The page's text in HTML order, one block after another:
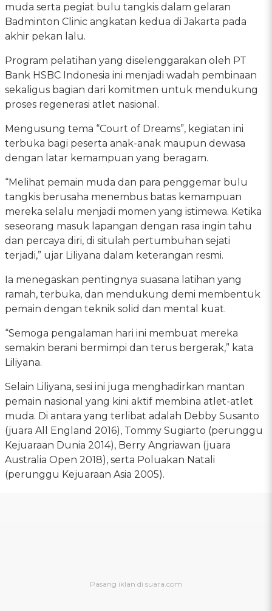
muda serta pegiat bulu tangkis dalam gelaran
Badminton Clinic angkatan kedua di Jakarta pada
akhir pekan lalu.
Program pelatihan yang diselenggarakan oleh PT
Bank HSBC Indonesia ini menjadi wadah pembinaan
sekaligus bagian dari komitmen untuk mendukung
proses regenerasi atlet nasional.
Mengusung tema “Court of Dreams”, kegiatan ini
terbuka bagi peserta anak-anak maupun dewasa
dengan latar kemampuan yang beragam.
“Melihat pemain muda dan para penggemar bulu
tangkis berusaha menembus batas kemampuan
mereka selalu menjadi momen yang istimewa. Ketika
seseorang masuk lapangan dengan rasa ingin tahu
dan percaya diri, di situlah pertumbuhan sejati
terjadi,” ujar Liliyana dalam keterangan resmi.
Ia menegaskan pentingnya suasana latihan yang
ramah, terbuka, dan mendukung demi membentuk
pemain dengan teknik solid dan mental kuat.
“Semoga pengalaman hari ini membuat mereka
semakin berani bermimpi dan terus bergerak,” kata
Liliyana.
Selain Liliyana, sesi ini juga menghadirkan mantan
pemain nasional yang kini aktif membina atlet-atlet
muda. Di antara yang terlibat adalah Debby Susanto
(juara All England 2016), Tommy Sugiarto (perunggu
Kejuaraan Dunia 2014), Berry Angriawan (juara
Australia Open 2018), serta Poluakan Natali
(perunggu Kejuaraan Asia 2005).